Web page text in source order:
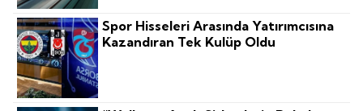
Spor Hisseleri Arasında Yatırımcısına
Kazandıran Tek Kulüp Oldu